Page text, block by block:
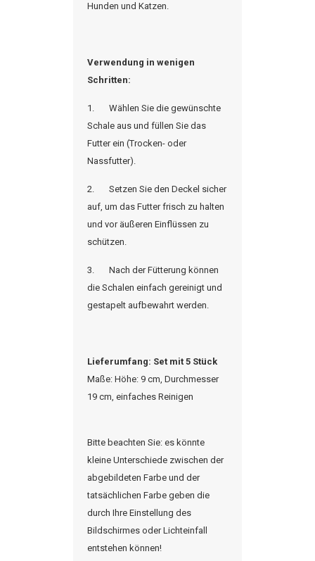
Hunden und Katzen.
Verwendung in wenigen
Schritten:
1.
Wählen Sie die gewünschte
Schale aus und füllen Sie das
Futter ein (Trocken- oder
Nassfutter).
2.
Setzen Sie den Deckel sicher
auf, um das Futter frisch zu halten
und vor äußeren Einflüssen zu
schützen.
3.
Nach der Fütterung können
die Schalen einfach gereinigt und
gestapelt aufbewahrt werden.
Lieferumfang: Set mit 5 Stück
Maße: Höhe: 9 cm, Durchmesser
19 cm, einfaches Reinigen
Bitte beachten Sie: es könnte
kleine Unterschiede zwischen der
abgebildeten Farbe und der
tatsächlichen Farbe geben die
durch Ihre Einstellung des
Bildschirmes oder Lichteinfall
entstehen können!